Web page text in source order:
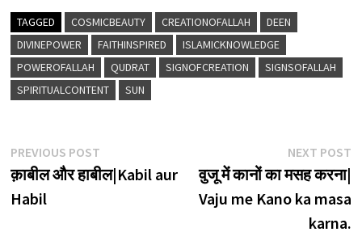
TAGGED COSMICBEAUTY CREATIONOFALLAH
DEEN
DIVINEPOWER
FAITHINSPIRED
ISLAMICKNOWLEDGE
POWEROFALLAH
QUDRAT SIGNOFCREATION
SIGNSOFALLAH
SPIRITUALCONTENT
SUN
Post
navigation
PREVIOUS POSTPrevious
post:
क़ाबील और हाबील|Kabil aur
Habil
NEXT POST
वुजू में कानों का मसह करना|
Vaju me Kano ka masa
karna.